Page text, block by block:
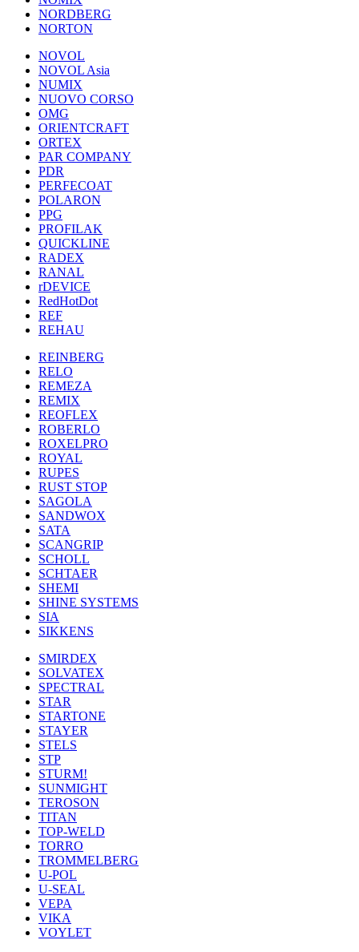
NORDBERG
NORTON
NOVOL
NOVOL Asia
NUMIX
NUOVO CORSO
OMG
ORIENTCRAFT
ORTEX
PAR COMPANY
PDR
PERFECOAT
POLARON
PPG
PROFILAK
QUICKLINE
RADEX
RANAL
rDEVICE
RedHotDot
REF
REHAU
REINBERG
RELO
REMEZA
REMIX
REOFLEX
ROBERLO
ROXELPRO
ROYAL
RUPES
RUST STOP
SAGOLA
SANDWOX
SATA
SCANGRIP
SCHOLL
SCHTAER
SHEMI
SHINE SYSTEMS
SIA
SIKKENS
SMIRDEX
SOLVATEX
SPECTRAL
STAR
STARTONE
STAYER
STELS
STP
STURM!
SUNMIGHT
TEROSON
TITAN
TOP-WELD
TORRO
TROMMELBERG
U-POL
U-SEAL
VEPA
VIKA
VOYLET